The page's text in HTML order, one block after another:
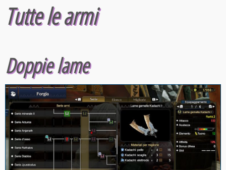
Tutte le armi
Doppie lame